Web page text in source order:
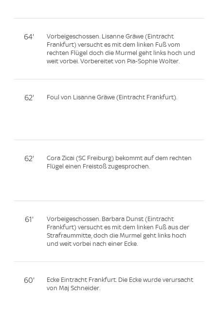
64'
Vorbeigeschossen. Lisanne Gräwe (Eintracht
Frankfurt) versucht es mit dem linken Fuß vom
rechten Flügel doch die Murmel geht links hoch und
weit vorbei. Vorbereitet von Pia-Sophie Wolter.
62' Foul von Lisanne Gräwe (Eintracht Frankfurt).
62'
Cora Zicai (SC Freiburg) bekommt auf dem rechten
Flügel einen Freistoß zugesprochen.
61'
Vorbeigeschossen. Barbara Dunst (Eintracht
Frankfurt) versucht es mit dem linken Fuß aus der
Strafraummitte, doch die Murmel geht links hoch
und weit vorbei nach einer Ecke.
60'
Ecke Eintracht Frankfurt. Die Ecke wurde verursacht
von Maj Schneider.